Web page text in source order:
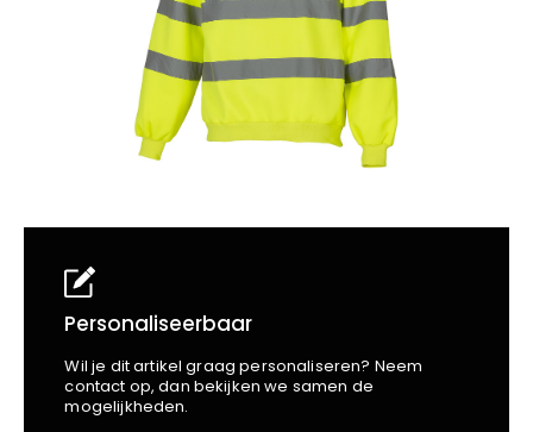
BusinessWellnessKapper
Beechfield
Blakläder
Claude
Craft
Edge Safety
Harvest
Heckel
Personaliseerbaar
Wil je dit artikel graag personaliseren? Neem
contact op, dan bekijken we samen de
mogelijkheden.